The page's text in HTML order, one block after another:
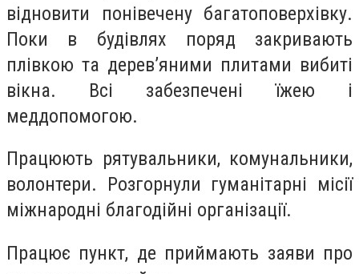
відновити понівечену багатоповерхівку.
Поки в будівлях поряд закривають
плівкою та дерев’яними плитами вибиті
вікна. Всі забезпечені їжею і
меддопомогою.
Працюють рятувальники, комунальники,
волонтери. Розгорнули гуманітарні місії
міжнародні благодійні організації.
Працює пункт, де приймають заяви про